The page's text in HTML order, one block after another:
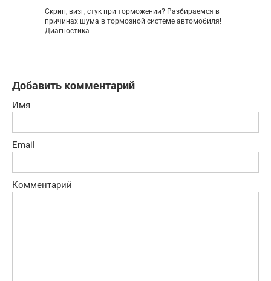
Скрип, визг, стук при торможении? Разбираемся в
причинах шума в тормозной системе автомобиля!
Диагностика
Добавить комментарий
Имя
Email
Комментарий